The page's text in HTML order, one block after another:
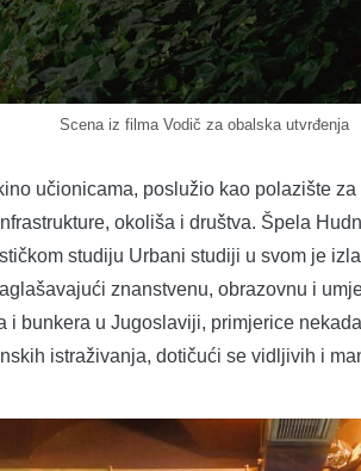
Scena iz filma Vodič za obalska utvrđenja
učionicama, poslužio kao polazište
okoliša i društva. Špela
studiju Urbani studiji u svom je
znanstvenu, obrazovnu i
i bunkera u Jugoslaviji, primjerice
istraživanja, dotičući se vidljivih i